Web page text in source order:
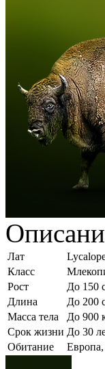
Лат
Класс
Рост
До 150
Длина
До 200
Масса тела
До 900
Срок жизни До 30
Обитание